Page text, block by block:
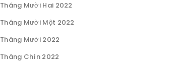
Tháng Mười Hai 2022
Tháng Mười Một 2022
Tháng Mười 2022
Tháng Chín 2022